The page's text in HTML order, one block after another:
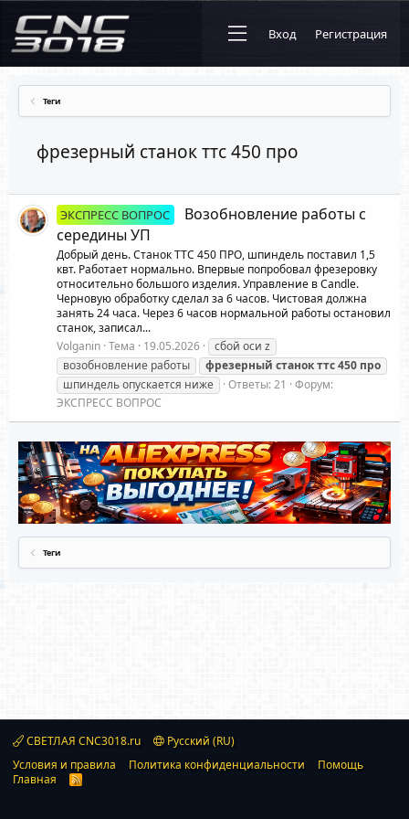
Вход Регистрация
Теги
фрезерный станок ттс 450 про
ЭКСПРЕСС ВОПРОС
Возобновление работы с
середины УП
Добрый день. Станок ТТС 450 ПРО, шпиндель поставил 1,5
квт. Работает нормально. Впервые попробовал фрезеровку
относительно большого изделия. Управление в Candle.
Черновую обработку сделал за 6 часов. Чистовая должна
занять 24 часа. Через 6 часов нормальной работы остановил
станок, записал...
Volganin Тема 19.05.2026
cбой оси z
возобновление работы
фрезерный станокттс450 про
шпиндель опускается ниже
Ответы: 21
Форум:
ЭКСПРЕСС ВОПРОС
Теги
СВЕТЛАЯ CNC3018.ru
Русский (RU)
Условия и правила
Политика конфиденциальности
Помощь
Главная
R
S